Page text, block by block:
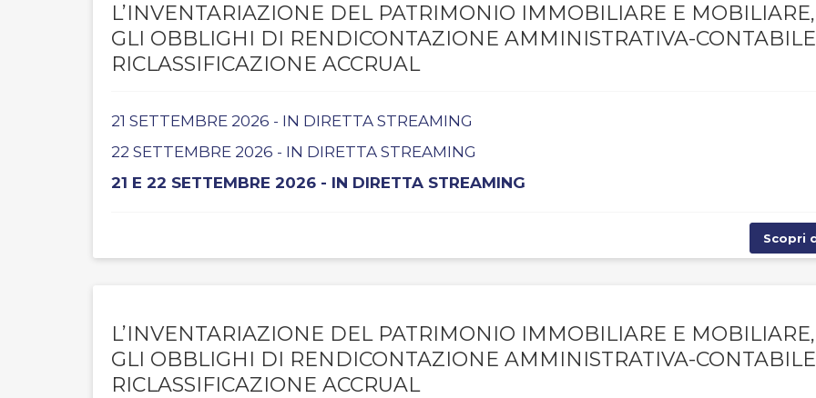
L’INVENTARIAZIONE DEL PATRIMONIO IMMOBILIARE E MOBILIARE,
GLI OBBLIGHI DI RENDICONTAZIONE AMMINISTRATIVA-
RICLASSIFICAZIONE ACCRUAL
21 SETTEMBRE 2026 - IN DIRETTA STREAMING
22 SETTEMBRE 2026 - IN DIRETTA STREAMING
21 E 22 SETTEMBRE 2026 - IN DIRETTA STREAMING
Scopri
L’INVENTARIAZIONE DEL PATRIMONIO IMMOBILIARE E MOBILIARE,
GLI OBBLIGHI DI RENDICONTAZIONE AMMINISTRATIVA-
RICLASSIFICAZIONE ACCRUAL